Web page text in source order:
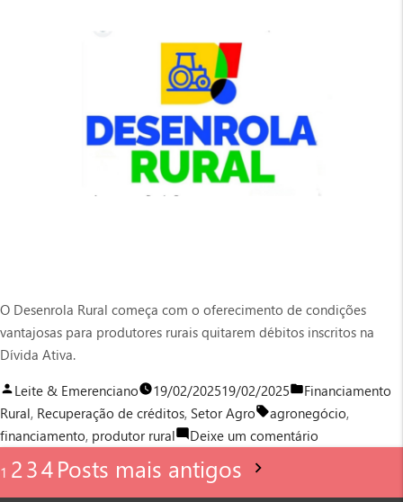
O Desenrola Rural começa com o oferecimento de condições
vantajosas para produtores rurais quitarem débitos inscritos na
Dívida Ativa.
Publicado
por
Leite & Emerenciano 19/02/202519/02/2025
Publicado
em
Financiamento
Rural, Recuperação de créditos, Setor Agro Tags:
agronegócio,
financiamento, produtor rural Deixe um comentário
Paginação
1 234Posts mais antigos